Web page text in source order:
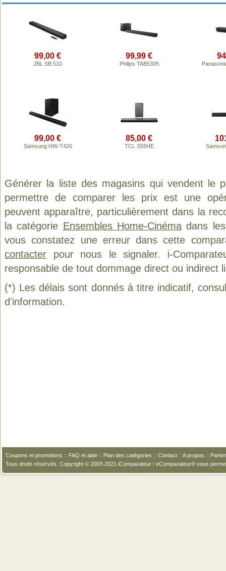
99,00 €
JBL SB 510
99,99 €
Philips TAB5305
99,00 €
Samsung HW-T420
85,00 €
TCL S55HE
Générer la liste des magasins qui vendent le
permettre de comparer les prix est une
peuvent apparaître, particulièrement dans la
la catégorie Ensembles Home-Cinémadans les
vous constatez une erreur dans cette
contacter pour nous le signaler. i-
responsable de tout dommage direct ou indirect
(*) Les délais sont donnés à titre indicatif,
d'information.
Coupons et promotions :: FAQ et aide :: Plan des catégories :: Contact :: A propos ::
Tous droits réservés. Copyright © 2003-2021 iComparateur / eComparateur® vous